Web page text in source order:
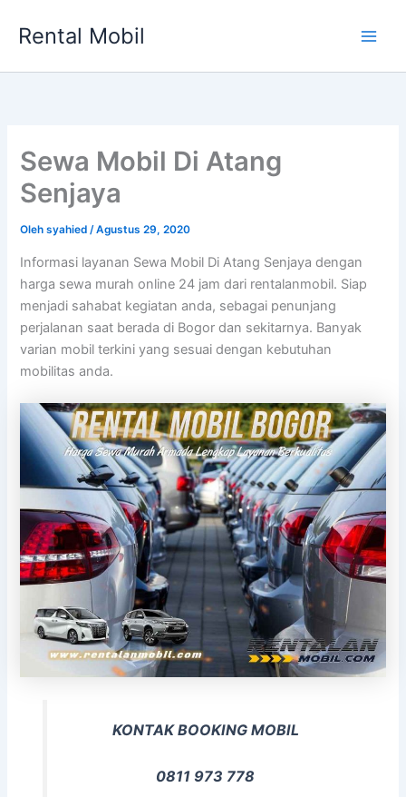
Rental Mobil
Sewa Mobil Di Atang
Senjaya
Olehsyahied/Agustus 29, 2020
Informasi layanan Sewa Mobil Di Atang Senjaya dengan
harga sewa murah online 24 jam dari rentalanmobil. Siap
menjadi sahabat kegiatan anda, sebagai penunjang
perjalanan saat berada di Bogor dan sekitarnya. Banyak
varian mobil terkini yang sesuai dengan kebutuhan
mobilitas anda.
KONTAK BOOKING MOBIL
0811 973 778